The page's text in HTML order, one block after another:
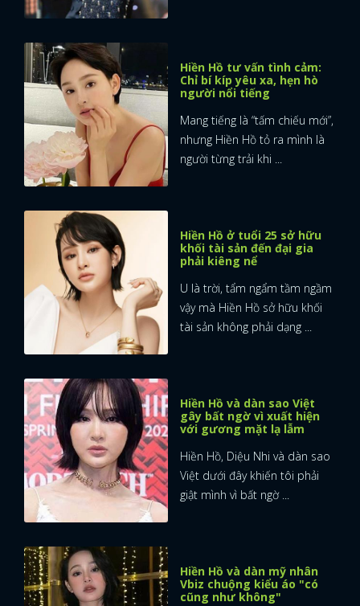
Hiền Hồ tư vấn tình cảm:
Chỉ bí kíp yêu xa, hẹn hò
người nổi tiếng
Mang tiếng là “tấm chiếu mới”,
nhưng Hiền Hồ tỏ ra mình là
người từng trải khi ...
Hiền Hồ ở tuổi 25 sở hữu
khối tài sản đến đại gia
phải kiêng nể
U là trời, tẩm ngẩm tầm ngầm
vậy mà Hiền Hồ sở hữu khối
tài sản không phải dạng ...
Hiền Hồ và dàn sao Việt
gây bất ngờ vì xuất hiện
với gương mặt lạ lẫm
Hiền Hồ, Diệu Nhi và dàn sao
Việt dưới đây khiến tôi phải
giật mình vì bất ngờ ...
Hiền Hồ và dàn mỹ nhân
Vbiz chuộng kiểu áo "có
cũng như không"